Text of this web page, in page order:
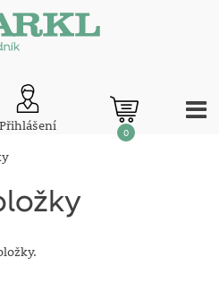
Přihlášení 0